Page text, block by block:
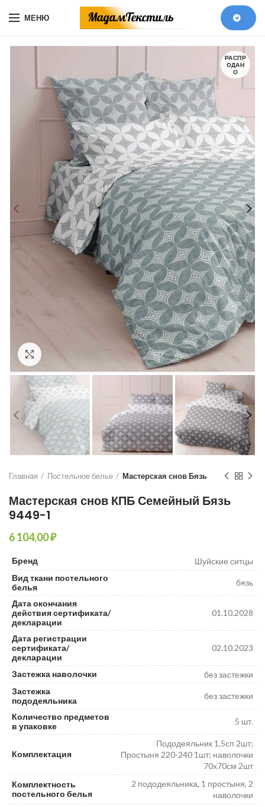
МЕНЮ
РАСПР
ОДАН
О
Увеличить
Главная Постельное белье Мастерская снов Бязь
Мастерская снов КПБ Семейный Бязь
9449-1
₽
Бренд
Шуйские ситцы
Вид ткани постельного
белья
бязь
Дата окончания
действия сертификата/
декларации
01.10.2028
Дата регистрации
сертификата/
декларации
02.10.2023
Застежка наволочки
без застежки
Застежка
пододеяльника
без застежки
Количество предметов
в упаковке
5 шт.
Комплектация
Пододеяльник 1,5сп 2шт;
Простыня 220-240 1шт; наволочки
70х70см 2шт
Комплектность
постельного белья
2 пододеяльника, 1 простыня, 2
наволочки